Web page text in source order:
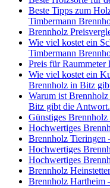
Beste Tipps zum
Timbermann
Brennholz
Wie viel kostet ein
Timbermann
Preis für
Wie viel kostet ein
Brennholz in Bitz
Warum ist
Bitz gibt die Antwort.
Günstiges
Hochwertiges
Brennholz Tieringen
Hochwertiges
Hochwertiges
Brennholz
Brennholz Hartheim